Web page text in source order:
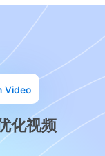
Video
化视频